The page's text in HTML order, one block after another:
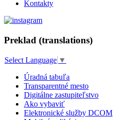
Kontakty
Preklad (translations)
Select Language ▼
Úradná tabuľa
Transparentné mesto
Digitálne zastupiteľstvo
Ako vybaviť
Elektronické služby DCOM